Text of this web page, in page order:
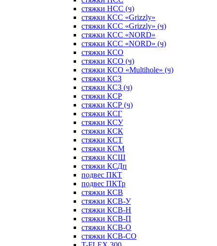
стяжки НСС (ч)
стяжки КСС «Grizzly»
стяжки КСС «Grizzly» (ч)
стяжки КСС «NORD»
стяжки КСС «NORD» (ч)
стяжки КСО
стяжки КСО (ч)
стяжки КСО «Multihole» (ч)
стяжки КСЗ
стяжки КСЗ (ч)
стяжки КСР
стяжки КСР (ч)
стяжки КСГ
стяжки КСУ
стяжки КСК
стяжки КСТ
стяжки КСМ
стяжки КСШ
стяжки КСДп
подвес ПКТ
подвес ПКТр
стяжки КСВ
стяжки КСВ-У
стяжки КСВ-Н
стяжки КСВ-П
стяжки КСВ-О
стяжки КСВ-СО